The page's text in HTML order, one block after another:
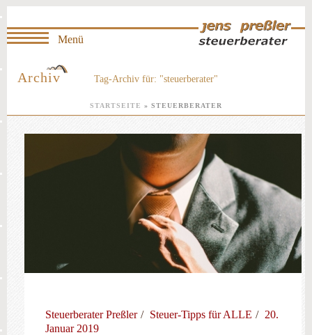
Archiv Tag-Archiv für: "steuerberater"
STARTSEITE » STEUERBERATER
Steuerberater Preßler Steuer-Tipps für ALLE
20.
Januar 2019